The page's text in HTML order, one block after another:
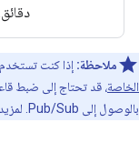
ملاحظة: إذا كنت تستخدم
الخاصة، قد تحتاج إلى ضبط
بالوصول إلى Pub/Sub. لمزيد من المعلومات، اطّلِع على